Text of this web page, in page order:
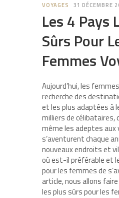
VOYAGES 31 DÉCEMBRE
Les 4 Pays
Sûrs Pour
Femmes
Aujourd’hui, les
recherche des
et les plus adaptées à
milliers de célibataires,
même les adeptes aux
s’aventurent chaque
nouveaux endroits et
où est-il préférable et
pour les femmes de
article, nous allons
les plus sûrs pour les